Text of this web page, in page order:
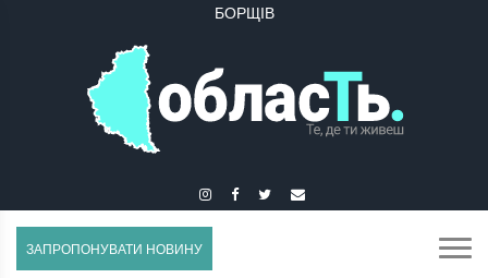
ЗАПРОПОНУВАТИ НОВИНУ